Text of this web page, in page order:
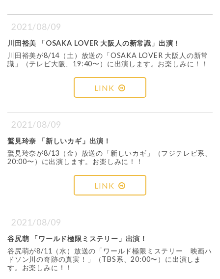
2021/08/09
川田裕美 「OSAKA LOVER 大阪人の新常識」出演！
川田裕美が8/14（土）放送の「OSAKA LOVER 大阪人の新常
識」（テレビ大阪、19:40〜）に出演します。お楽しみに！！
LINK
2021/08/09
鷲見玲奈 「新しいカギ」出演！
鷲見玲奈が8/13（金）放送の「新しいカギ」（フジテレビ系、
20:00〜）に出演します。お楽しみに！！
LINK
2021/08/09
谷尻萌 「ワールド極限ミステリー」出演！
谷尻萌が8/11（水）放送の「ワールド極限ミステリー 映画ハ
ドソン川の奇跡の真実！」（TBS系、20:00〜）に出演しま
す。お楽しみに！！